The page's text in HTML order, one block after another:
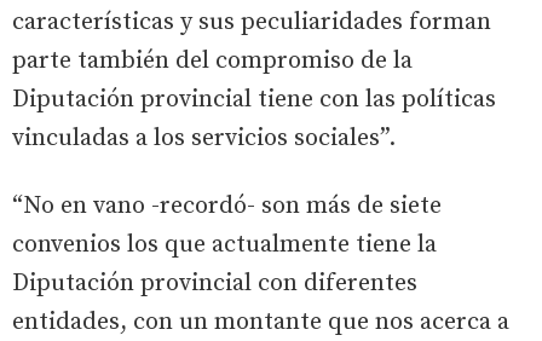
características y sus peculiaridades forman
parte también del compromiso de la
Diputación provincial tiene con las políticas
vinculadas a los servicios sociales”.
“No en vano -recordó- son más de siete
convenios los que actualmente tiene la
Diputación provincial con diferentes
entidades, con un montante que nos acerca a